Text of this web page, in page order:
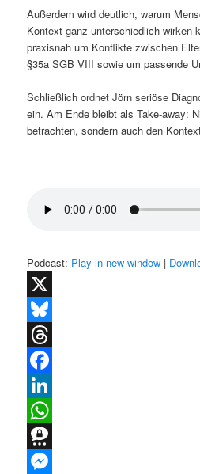
Außerdem wird deutlich, warum
Kontext ganz unterschiedlich wirken
praxisnah um Konflikte zwischen
§35a SGB VIII sowie um passende
Schließlich ordnet Jörn seriöse
ein. Am Ende bleibt als Take-away:
betrachten, sondern auch den
Podcast: Play in new window |
X
Bluesky
Threads
Facebook
LinkedIn
WhatsApp
Threema